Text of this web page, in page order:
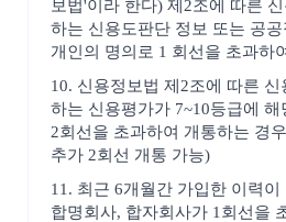
보법'이라 한다) 제2조에 따른
하는 신용도판단 정보 또는 공
개인의 명의로 1 회선을 초과하
10. 신용정보법 제2조에 따른
하는 신용평가가 7~10등급에
2회선을 초과하여 개통하는 경
추가 2회선 개통 가능)
11. 최근 6개월간 가입한 이력
합명회사, 합자회사가 1회선을